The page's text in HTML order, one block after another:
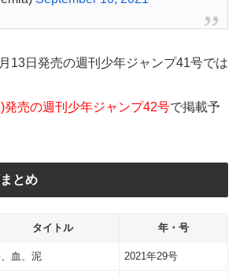
13日発売の週刊少年ジャンプ41号では
発売の週刊少年ジャンプ42号で掲載予
とめ
タイトル 年・号
血、泥 2021年29号